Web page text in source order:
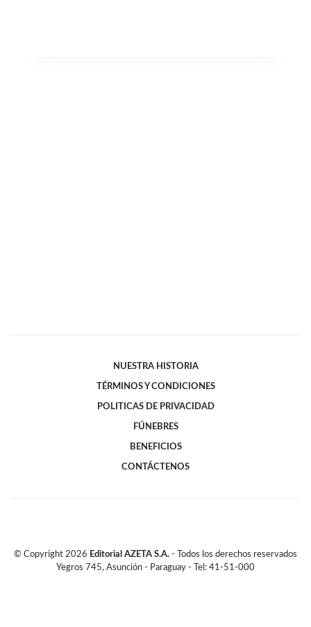
NUESTRA HISTORIA
TÉRMINOS Y CONDICIONES
POLITICAS DE PRIVACIDAD
FÚNEBRES
BENEFICIOS
CONTÁCTENOS
© Copyright 2026 Editorial AZETA S.A. - Todos los derechos reservados
Yegros 745, Asunción - Paraguay - Tel: 41-51-000